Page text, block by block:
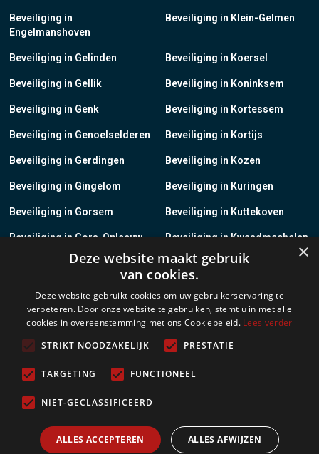
Beveiliging in
Engelmanshoven
Beveiliging in Gelinden
Beveiliging in Gellik
Beveiliging in Genk
Beveiliging in Genoelselderen
Beveiliging in Gerdingen
Beveiliging in Gingelom
Beveiliging in Gorsem
Beveiliging in Gors-Opleeuw
Beveiliging in Gotem
Beveiliging in Groot-Loon
Beveiliging in Grote-Brogel
Beveiliging in Grote-Spouwen
Beveiliging in Klein-Gelmen
Beveiliging in Koersel
Beveiliging in Koninksem
Beveiliging in Kortessem
Beveiliging in Kortijs
Beveiliging in Kozen
Beveiliging in Kuringen
Beveiliging in Kuttekoven
Beveiliging in Kwaadmechelen
Beveiliging in Lanaken
Beveiliging in Lauw
Beveiliging in Leopoldsburg
×
Deze website maakt gebruik
van cookies.
Deze website gebruikt cookies om uw gebruikerservaring te
verbeteren. Door onze website te gebruiken, stemt u in met alle
cookies in overeenstemming met ons Cookiebeleid. Lees verder
STRIKT NOODZAKELIJK
PRESTATIE
TARGETING FUNCTIONEEL
NIET-GECLASSIFICEERD
ALLES ACCEPTEREN ALLES AFWIJZEN